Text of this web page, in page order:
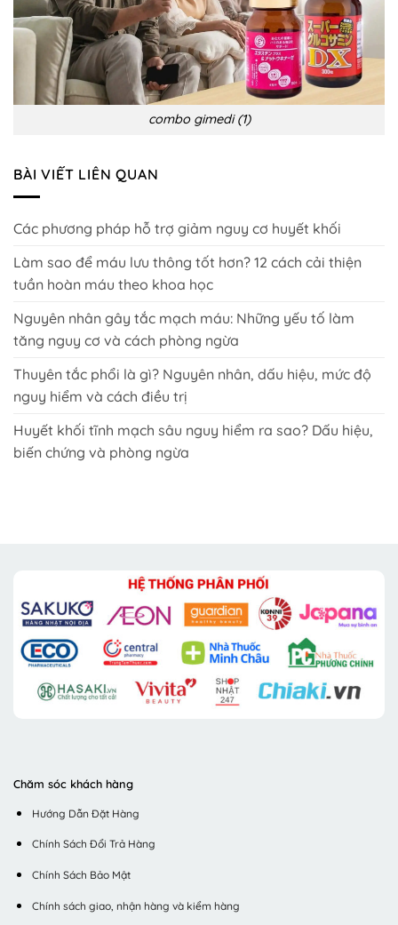
combo gimedi (1)
BÀI VIẾT LIÊN QUAN
Các phương pháp hỗ trợ giảm nguy cơ huyết khối
Làm sao để máu lưu thông tốt hơn? 12 cách cải thiện
tuần hoàn máu theo khoa học
Nguyên nhân gây tắc mạch máu: Những yếu tố làm
tăng nguy cơ và cách phòng ngừa
Thuyên tắc phổi là gì? Nguyên nhân, dấu hiệu, mức độ
nguy hiểm và cách điều trị
Huyết khối tĩnh mạch sâu nguy hiểm ra sao? Dấu hiệu,
biến chứng và phòng ngừa
Chăm sóc khách hàng
Hướng Dẫn Đặt Hàng
Chính Sách Đổi Trả Hàng
Chính Sách Bảo Mật
Chính sách giao, nhận hàng và kiểm hàng